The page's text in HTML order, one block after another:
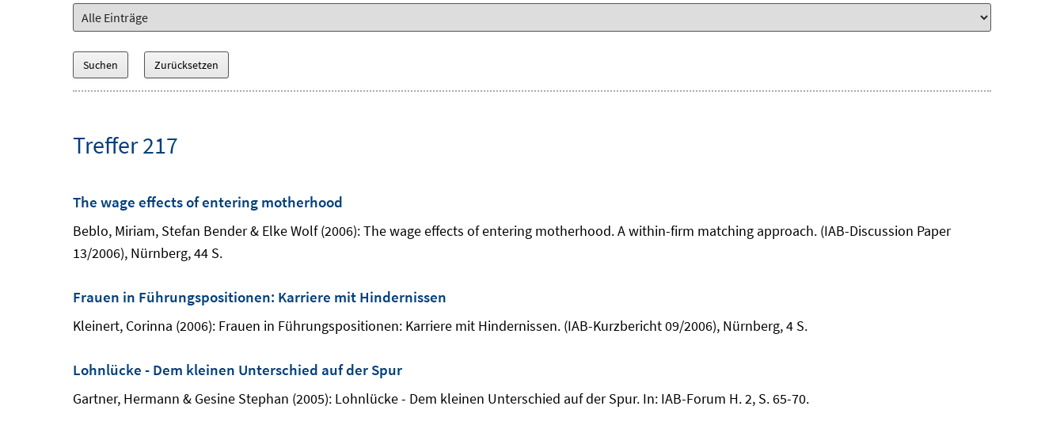
Treffer 217
The wage effects of entering motherhood
Beblo, Miriam, Stefan Bender & Elke Wolf (2006): The wage effects of entering motherhood. A within-firm matching approach. (IAB-Discussion Paper
13/2006), Nürnberg, 44 S.
Frauen in Führungspositionen: Karriere mit Hindernissen
Kleinert, Corinna (2006): Frauen in Führungspositionen: Karriere mit Hindernissen. (IAB-Kurzbericht 09/2006), Nürnberg, 4 S.
Lohnlücke - Dem kleinen Unterschied auf der Spur
Gartner, Hermann & Gesine Stephan (2005): Lohnlücke - Dem kleinen Unterschied auf der Spur. In: IAB-Forum H. 2, S. 65-70.